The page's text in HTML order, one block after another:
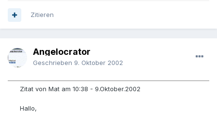
Zitieren
Angelocrator
Geschrieben 9. Oktober 2002
Zitat von Mat am 10:38 - 9.Oktober.2002
Hallo,